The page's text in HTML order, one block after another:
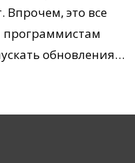
Впрочем, это все
программистам
обновления…